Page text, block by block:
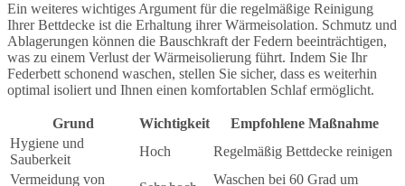
Ein weiteres wichtiges Argument für die regelmäßige Reinigung
Ihrer Bettdecke ist die Erhaltung ihrer Wärmeisolation. Schmutz und
Ablagerungen können die Bauschkraft der Federn beeinträchtigen,
was zu einem Verlust der Wärmeisolierung führt. Indem Sie Ihr
Federbett schonend waschen, stellen Sie sicher, dass es weiterhin
optimal isoliert und Ihnen einen komfortablen Schlaf ermöglicht.
Grund Wichtigkeit
Empfohlene Maßnahme
Hygiene und
Sauberkeit
Hoch
Regelmäßig Bettdecke reinigen
Vermeidung von
Waschen bei 60 Grad um